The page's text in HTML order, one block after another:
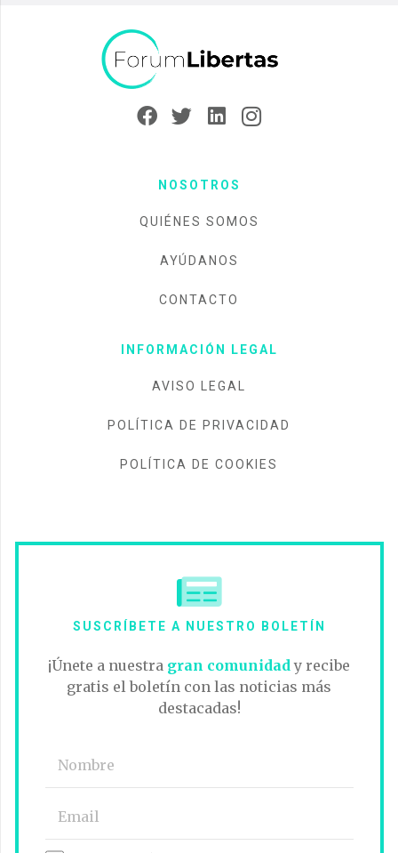
NOSOTROS
QUIÉNES SOMOS
AYÚDANOS
CONTACTO
INFORMACIÓN LEGAL
AVISO LEGAL
POLÍTICA DE PRIVACIDAD
POLÍTICA DE COOKIES
SUSCRÍBETE A NUESTRO BOLETÍN
¡Únete a nuestra gran comunidady recibe
gratis el boletín con las noticias más
destacadas!